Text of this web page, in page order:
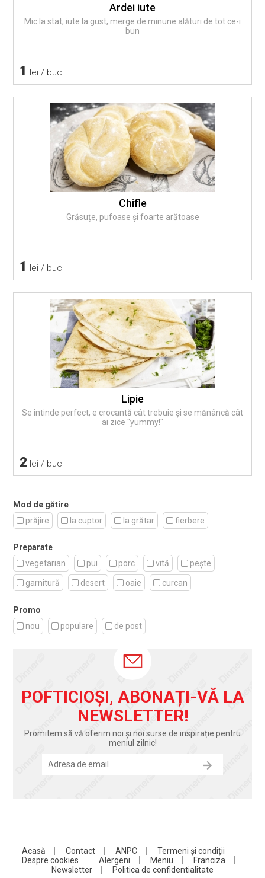
Ardei iute
Mic la stat, iute la gust, merge de minune alături de tot ce-i
bun
1 lei / buc
Chifle
Grăsuțe, pufoase și foarte arătoase
1 lei / buc
Lipie
Se întinde perfect, e crocantă cât trebuie și se mănâncă cât
ai zice "yummy!"
2 lei / buc
Mod de gătire
prăjire
la cuptor la grătar fierbere
Preparate
vegetarian
pui porc vită pește
garnitură desert oaie curcan
Promo
nou
populare de post
POFTICIOȘI, ABONAȚI-VĂ LA
NEWSLETTER!
Promitem să vă oferim noi și noi surse de inspirație pentru
meniul zilnic!
Acasă Contact ANPC
Termeni și condiții
Despre cookies
Alergeni Meniu
Franciza
Newsletter
Politica de confidentialitate